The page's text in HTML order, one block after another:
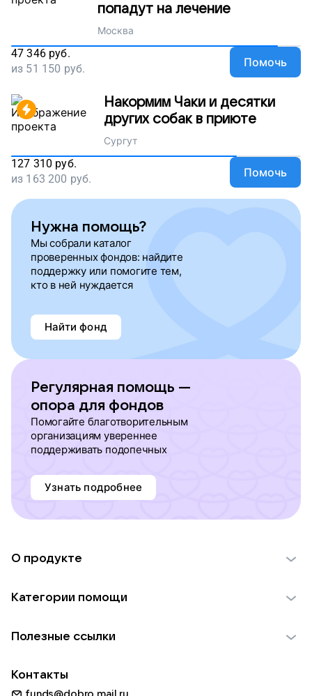
попадут на лечение
Москва
47 346 руб.
из 51 150 руб. Помочь
Накормим Чаки и десятки
других собак в приюте
Сургут
127 310 руб.
из 163 200 руб. Помочь
Нужна помощь?
Мы собрали каталог
проверенных фондов: найдите
поддержку или помогите тем,
кто в ней нуждается
Найти фонд
Регулярная помощь —
опора для фондов
Помогайте благотворительным
организациям увереннее
поддерживать подопечных
Узнать подробнее
О продукте
Использование материалов
Для НКО
Категории помощи
Пожилым
Животным
Полезные ссылки
Контакты